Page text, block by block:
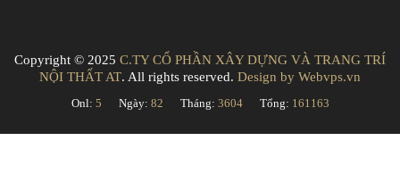
Copyright © 2025 C.TY CỔ PHẦN XÂY DỰNG VÀ TRANG TRÍ
NỘI THẤT AT. All rights reserved. Design by Webvps.vn
Onl: 5 Ngày: 82 Tháng: 3604 Tổng: 161163